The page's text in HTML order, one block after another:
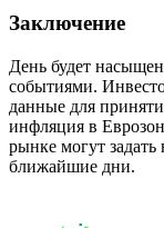
Заключение
День будет
событиями.
данные для
инфляция в
рынке могут
ближайшие дни.